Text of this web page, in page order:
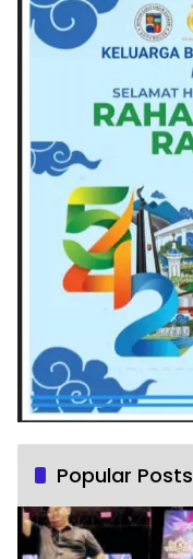
Popular Posts